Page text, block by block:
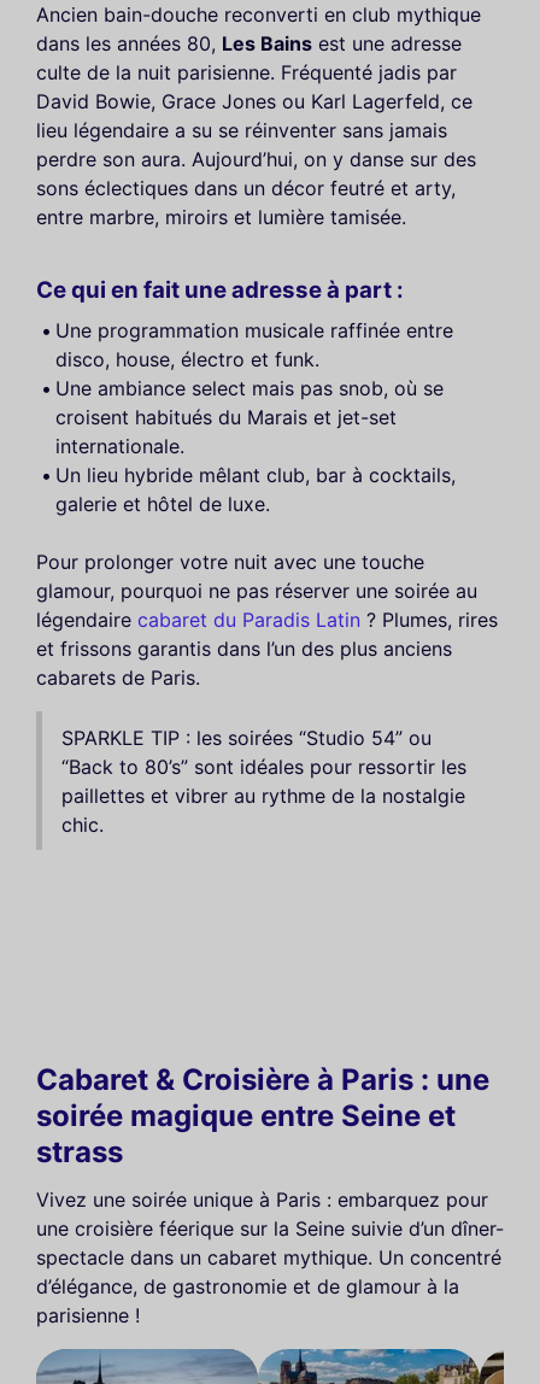
Ancien bain-douche reconverti en club mythique
dans les années 80, Les Bains est une adresse
culte de la nuit parisienne. Fréquenté jadis par
David Bowie, Grace Jones ou Karl Lagerfeld, ce
lieu légendaire a su se réinventer sans jamais
perdre son aura. Aujourd’hui, on y danse sur des
sons éclectiques dans un décor feutré et arty,
entre marbre, miroirs et lumière tamisée.
Ce qui en fait une adresse à part :
Une programmation musicale raffinée entre
disco, house, électro et funk.
Une ambiance select mais pas snob, où se
croisent habitués du Marais et jet-set
internationale.
Un lieu hybride mêlant club, bar à cocktails,
galerie et hôtel de luxe.
Pour prolonger votre nuit avec une touche
glamour, pourquoi ne pas réserver une soirée au
légendaire cabaret du Paradis Latin ? Plumes, rires
et frissons garantis dans l’un des plus anciens
cabarets de Paris.
SPARKLE TIP : les soirées “Studio 54” ou
“Back to 80’s” sont idéales pour ressortir les
paillettes et vibrer au rythme de la nostalgie
chic.
Cabaret & Croisière à Paris : une
soirée magique entre Seine et
strass
Vivez une soirée unique à Paris : embarquez pour
une croisière féerique sur la Seine suivie d’un dîner-
spectacle dans un cabaret mythique. Un concentré
d’élégance, de gastronomie et de glamour à la
parisienne !